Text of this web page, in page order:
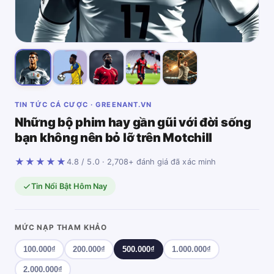
TIN TỨC CÁ CƯỢC · GREENANT.VN
Những bộ phim hay gần gũi với đời sống
bạn không nên bỏ lỡ trên Motchill
★★★★★ 4.8 / 5.0 · 2,708+ đánh giá đã xác minh
Tin Nổi Bật Hôm Nay
MỨC NẠP THAM KHẢO
100.000₫ 200.000₫ 500.000₫ 1.000.000₫
2.000.000₫